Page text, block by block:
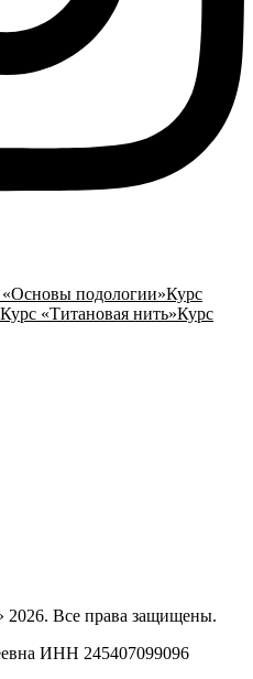
подологии»Курс
Курс «Титановая нить»Курс
Все права защищены.
ИНН 245407099096